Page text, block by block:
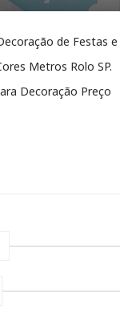
de Festas e
Metros Rolo SP.
Decoração Preço